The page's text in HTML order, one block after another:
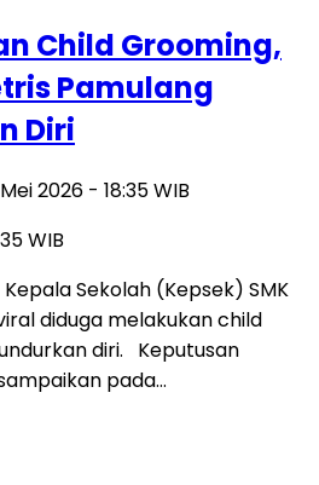
Child Grooming,
Pamulang
Diri
2026 - 18:35 WIB
WIB
Kepala Sekolah (Kepsek) SMK
diduga melakukan child
diri. Keputusan
pada…